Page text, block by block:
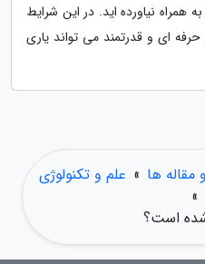
همراه نیاورده اید. در این شرایط
ای و قدرتمند می تواند یاری
مقاله ها » علم و تکنولوژی
»
شده است؟